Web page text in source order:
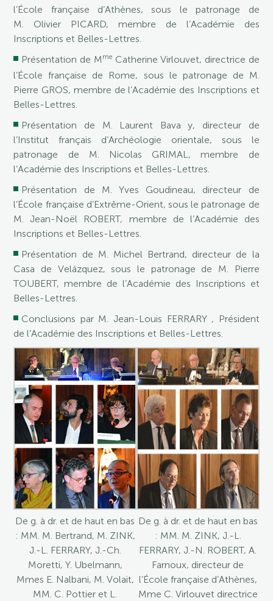
l’École française d’Athènes, sous le patronage de
M. Olivier PICARD, membre de l’Académie des
Inscriptions et Belles-Lettres.
Présentation de M meCatherine Virlouvet, directrice de
l’École française de Rome, sous le patronage de M.
Pierre GROS, membre de l’Académie des Inscriptions et
Belles-Lettres.
Présentation de M. Laurent Bava y, directeur de
l’Institut français d’Archéologie orientale, sous le
patronage de M. Nicolas GRIMAL, membre de
l’Académie des Inscriptions et Belles-Lettres.
Présentation de M. Yves Goudineau, directeur de
l’École française d’Extrême-Orient, sous le patronage de
M. Jean-Noël ROBERT, membre de l’Académie des
Inscriptions et Belles-Lettres.
Présentation de M. Michel Bertrand, directeur de la
Casa de Velázquez, sous le patronage de M. Pierre
TOUBERT, membre de l’Académie des Inscriptions et
Belles-Lettres.
Conclusions par M. Jean-Louis FERRARY , Président
de l’Académie des Inscriptions et Belles-Lettres.
De g. à dr. et de haut en bas
: MM. M. Bertrand, M. ZINK,
J.-L. FERRARY, J.-Ch.
Moretti, Y. Ubelmann,
Mmes E. Nalbani, M. Volait,
MM. C. Pottier et L.
De g. à dr. et de haut en bas
: MM. M. ZINK, J.-L.
FERRARY, J.-N. ROBERT, A.
Farnoux, directeur de
l’École française d’Athènes,
Mme C. Virlouvet directrice